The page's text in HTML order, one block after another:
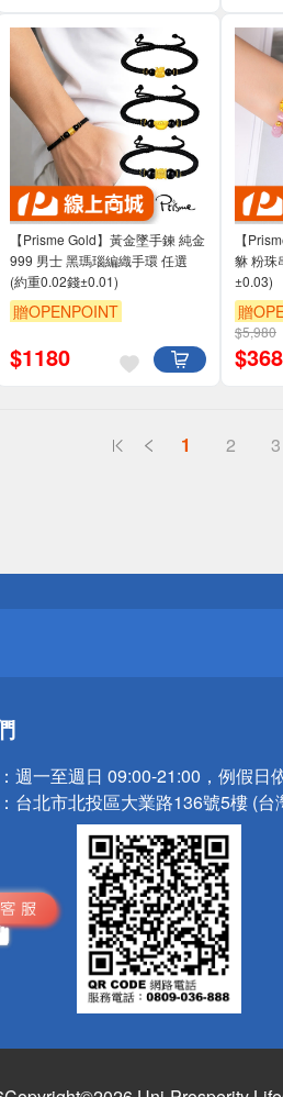
【Prisme Gold】黃金墜手鍊 純金
999 男士 黑瑪瑙編織手環 任選
(約重0.02錢±0.01)
贈OPENPOINT
$1180
【
貅 粉珠
±0.03)
贈
$5,980
$
1 2 3
週一至週日 09:00-21:00，例假日
台北市北投區大業路136號5樓 (台